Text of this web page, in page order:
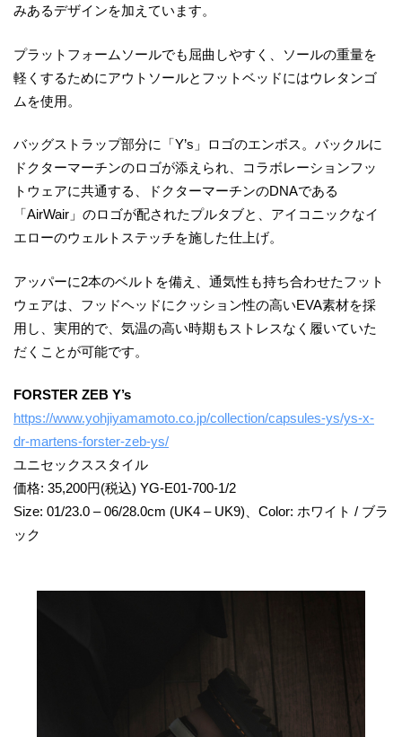
みあるデザインを加えています。
プラットフォームソールでも屈曲しやすく、ソールの重量を
軽くするためにアウトソールとフットベッドにはウレタンゴ
ムを使用。
バッグストラップ部分に「Y’s」ロゴのエンボス。バックルに
ドクターマーチンのロゴが添えられ、コラボレーションフッ
トウェアに共通する、ドクターマーチンのDNAである
「AirWair」のロゴが配されたプルタブと、アイコニックなイ
エローのウェルトステッチを施した仕上げ。
アッパーに2本のベルトを備え、通気性も持ち合わせたフット
ウェアは、フッドヘッドにクッション性の高いEVA素材を採
用し、実用的で、気温の高い時期もストレスなく履いていた
だくことが可能です。
FORSTER ZEB Y’s
https://www.yohjiyamamoto.co.jp/collection/capsules-ys/ys-x-
dr-martens-forster-zeb-ys/
ユニセックススタイル
価格: 35,200円(税込) YG-E01-700-1/2
Size: 01/23.0 – 06/28.0cm (UK4 – UK9)、Color: ホワイト / ブラ
ック